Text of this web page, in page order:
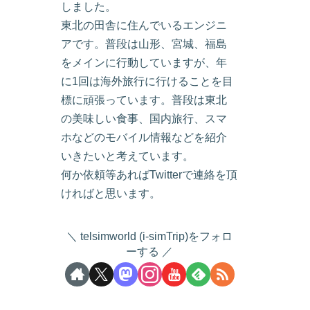
しました。
東北の田舎に住んでいるエンジニ
アです。普段は山形、宮城、福島
をメインに行動していますが、年
に1回は海外旅行に行けることを目
標に頑張っています。普段は東北
の美味しい食事、国内旅行、スマ
ホなどのモバイル情報などを紹介
いきたいと考えています。
何か依頼等あればTwitterで連絡を頂
ければと思います。
telsimworld (i-simTrip)をフォロ
ーする